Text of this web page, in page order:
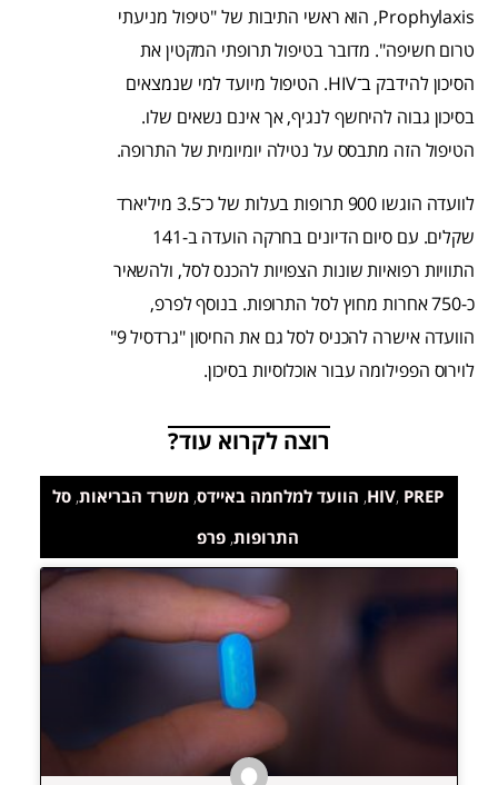
Prophylaxis, הוא ראשי התיבות של "טיפול מניעתי
טרום חשיפה". מדובר בטיפול תרופתי המקטין את
הסיכון להידבק ב־HIV. הטיפול מיועד למי שנמצאים
בסיכון גבוה להיחשף לנגיף, אך אינם נשאים שלו.
הטיפול הזה מתבסס על נטילה יומיומית של התרופה.
לוועדה הוגשו 900 תרופות בעלות של כ־3.5 מיליארד
שקלים. עם סיום הדיונים בחרקה הועדה ב-141
התוויות רפואיות שונות הצפויות להכנס לסל, ולהשאיר
כ-750 אחרות מחוץ לסל התרופות. בנוסף לפרפ,
הוועדה אישרה להכניס לסל גם את החיסון "גרדסיל 9"
לוירוס הפפילומה עבור אוכלוסיות בסיכון.
רוצה לקרוא עוד?
HIV, PREP
, הוועד למלחמה באיידס, משרד הבריאות, סל
התרופות, פרפ